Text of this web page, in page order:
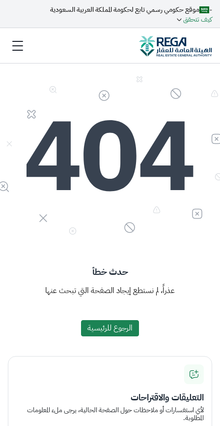
-
موقع حكومي رسمي تابع لحكومة المملكة العربية السعودية
كيف تتحقق
حدث خطأ
عذراً، لم نستطع إيجاد الصفحة التي تبحث عنها
الرجوع للرئيسية
التعليقات والاقتراحات
لأي استفسارات أو ملاحظات حول الصفحة الحالية، يرجى ملء المعلومات
المطلوبة.